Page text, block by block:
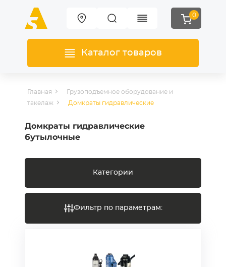
0
Каталог товаров
Главная
Грузоподъемное оборудование и
такелаж
Домкраты гидравлические
Домкраты гидравлические
бутылочные
Категории
Фильтр по параметрам: